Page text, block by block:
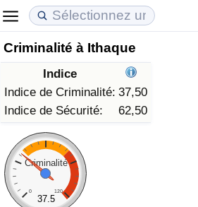
Criminalité à Ithaque
Indice
Indice de Criminalité: 37,50
Indice de Sécurité:
62,50
Criminalité
0 120
37.5
Coût de la vie
Indice du Coût de la Vie (Actuel)
Indice du Coût de la Vie
Indice du coût de la vie par pays
à Akaba
Prix de l'immobilier
Indice des Prix de l'immobilier
Indice des Prix de l'immobilier
Indice des Prix de l'immobilier par
Qualité de Vie
Indice de Qualité de Vie
Indice de Qualité de Vie (Actuel)
Indice de qualité de vie par pays
Criminalité